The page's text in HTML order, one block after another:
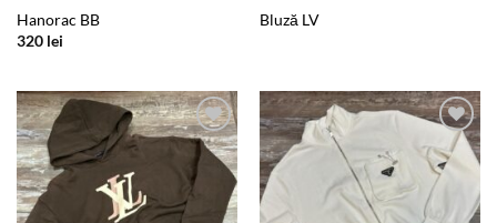
Hanorac BB
320 lei
Bluză LV
Add to
wishlist
Add to
wishlist